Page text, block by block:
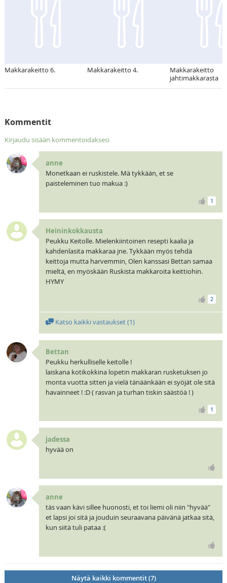
Makkarakeitto 6. Makkarakeitto 4.
Makkarakeitto
jahtimakkarasta
Kommentit
Kirjaudu sisään kommentoidaksesi
anne
Monetkaan ei ruskistele. Mä tykkään, et se
paisteleminen tuo makua :)
1
Heininkokkausta
Peukku Keitolle. Mielenkiintoinen resepti kaalia ja
kahdenlasita makkaraa jne. Tykkään myös tehdä
keittoja mutta harvemmin, Olen kanssasi Bettan samaa
mieltä, en myöskään Ruskista makkaroita keittiohin.
HYMY
2
Katso kaikki vastaukset (1)
Bettan
Peukku herkulliselle keitolle !
laiskana kotikokkina lopetin makkaran rusketuksen jo
monta vuotta sitten ja vielä tänäänkään ei syöjät ole sitä
havainneet ! :D ( rasvan ja turhan tiskin säästöä ! )
1
jadessa
hyvää on
anne
täs vaan kävi sillee huonosti, et toi liemi oli niin "hyvää"
et lapsi joi sitä ja jouduin seuraavana päivänä jatkaa sitä,
kun siitä tuli pataa :(
Näytä kaikki kommentit (7)